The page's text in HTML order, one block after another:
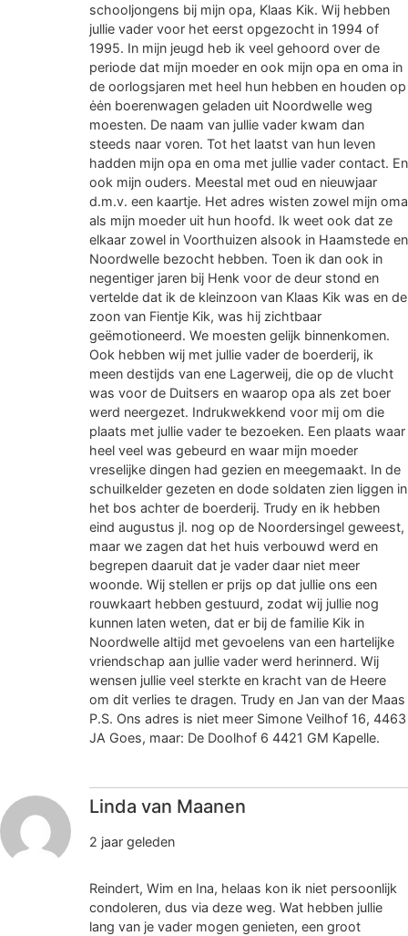
schooljongens bij mijn opa, Klaas Kik. Wij hebben
jullie vader voor het eerst opgezocht in 1994 of
1995. In mijn jeugd heb ik veel gehoord over de
periode dat mijn moeder en ook mijn opa en oma in
de oorlogsjaren met heel hun hebben en houden op
ėėn boerenwagen geladen uit Noordwelle weg
moesten. De naam van jullie vader kwam dan
steeds naar voren. Tot het laatst van hun leven
hadden mijn opa en oma met jullie vader contact. En
ook mijn ouders. Meestal met oud en nieuwjaar
d.m.v. een kaartje. Het adres wisten zowel mijn oma
als mijn moeder uit hun hoofd. Ik weet ook dat ze
elkaar zowel in Voorthuizen alsook in Haamstede en
Noordwelle bezocht hebben. Toen ik dan ook in
negentiger jaren bij Henk voor de deur stond en
vertelde dat ik de kleinzoon van Klaas Kik was en de
zoon van Fientje Kik, was hij zichtbaar
geëmotioneerd. We moesten gelijk binnenkomen.
Ook hebben wij met jullie vader de boerderij, ik
meen destijds van ene Lagerweij, die op de vlucht
was voor de Duitsers en waarop opa als zet boer
werd neergezet. Indrukwekkend voor mij om die
plaats met jullie vader te bezoeken. Een plaats waar
heel veel was gebeurd en waar mijn moeder
vreselijke dingen had gezien en meegemaakt. In de
schuilkelder gezeten en dode soldaten zien liggen in
het bos achter de boerderij. Trudy en ik hebben
eind augustus jl. nog op de Noordersingel geweest,
maar we zagen dat het huis verbouwd werd en
begrepen daaruit dat je vader daar niet meer
woonde. Wij stellen er prijs op dat jullie ons een
rouwkaart hebben gestuurd, zodat wij jullie nog
kunnen laten weten, dat er bij de familie Kik in
Noordwelle altijd met gevoelens van een hartelijke
vriendschap aan jullie vader werd herinnerd. Wij
wensen jullie veel sterkte en kracht van de Heere
om dit verlies te dragen. Trudy en Jan van der Maas
P.S. Ons adres is niet meer Simone Veilhof 16, 4463
JA Goes, maar: De Doolhof 6 4421 GM Kapelle.
Linda van Maanen
2 jaar geleden
Reindert, Wim en Ina, helaas kon ik niet persoonlijk
condoleren, dus via deze weg. Wat hebben jullie
lang van je vader mogen genieten, een groot